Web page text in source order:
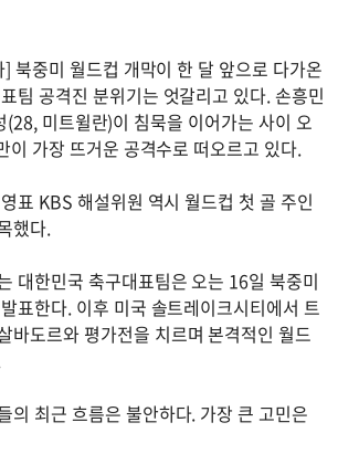
북중미 월드컵 개막이 한 달 앞으로 다가온
팀 공격진 분위기는 엇갈리고 있다. 손흥민
(28, 미트윌란)이 침묵을 이어가는 사이 오
이 가장 뜨거운 공격수로 떠오르고 있다.
표 KBS 해설위원 역시 월드컵 첫 골 주인
했다.
대한민국 축구대표팀은 오는 16일 북중미
표한다. 이후 미국 솔트레이크시티에서 트
바도르와 평가전을 치르며 본격적인 월드
의 최근 흐름은 불안하다. 가장 큰 고민은